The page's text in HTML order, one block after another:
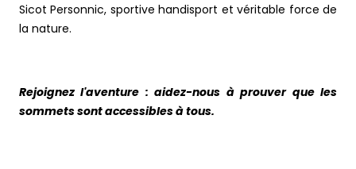
Sicot Personnic, sportive handisport et véritable force de
la nature.
Rejoignez l'aventure : aidez-nous à prouver que les
sommets sont accessibles à tous.